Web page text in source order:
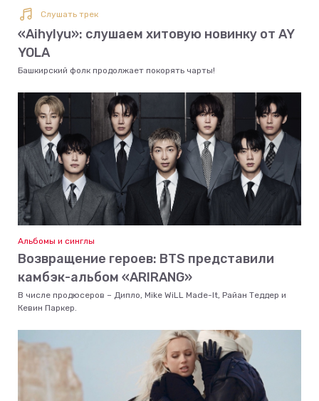
Слушать трек
«Aihylyu»: слушаем хитовую новинку от AY
YOLA
Башкирский фолк продолжает покорять чарты!
Альбомы и синглы
Возвращение героев: BTS представили
камбэк-альбом «ARIRANG»
В числе продюсеров – Дипло, Mike WiLL Made-It, Райан Теддер и
Кевин Паркер.